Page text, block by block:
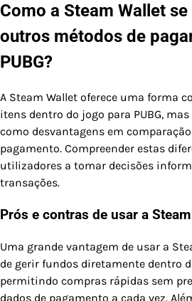
Como a Steam Wallet
outros métodos de
PUBG?
A Steam Wallet oferece uma forma
itens dentro do jogo para PUBG,
como desvantagens em
pagamento. Compreender estas
utilizadores a tomar decisões
transações.
Prós e contras de usar a
Uma grande vantagem de usar a
de gerir fundos diretamente dentro
permitindo compras rápidas sem
dados de pagamento a cada vez.